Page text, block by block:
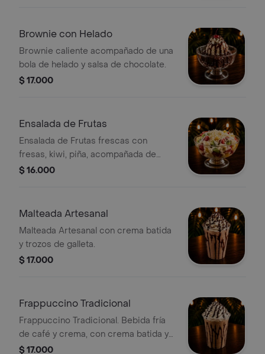
Brownie con Helado
Brownie caliente acompañado de una
bola de helado y salsa de chocolate.
$ 17.000
Ensalada de Frutas
Ensalada de Frutas frescas con
fresas, kiwi, piña, acompañada de
crema y queso mozzarella.
$ 16.000
Malteada Artesanal
Malteada Artesanal con crema batida
y trozos de galleta.
$ 17.000
Frappuccino Tradicional
Frappuccino Tradicional. Bebida fría
de café y crema, con crema batida y
espolvoreada con polvo.
$ 17.000